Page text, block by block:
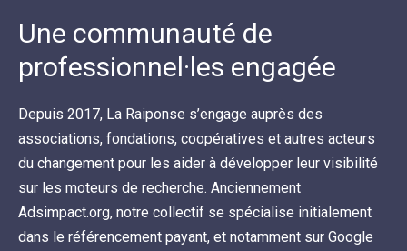
Une communauté de
professionnel·les engagée
Depuis 2017, La Raiponse s’engage auprès des
associations, fondations, coopératives et autres acteurs
du changement pour les aider à développer leur visibilité
sur les moteurs de recherche. Anciennement
Adsimpact.org, notre collectif se spécialise initialement
dans le référencement payant, et notamment sur Google